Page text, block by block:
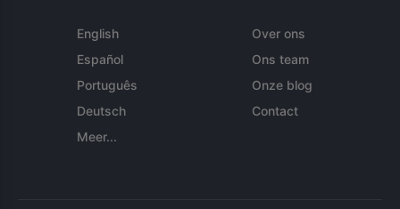
English
Español
Português
Deutsch
Meer...
Over ons
Ons team
Onze blog
Contact